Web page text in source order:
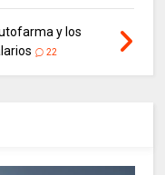
y los
22